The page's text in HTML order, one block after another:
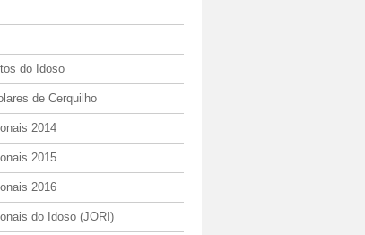
do Idoso
de Cerquilho
2014
2015
2016
do Idoso (JORI)